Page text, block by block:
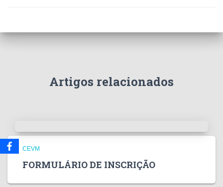
Artigos relacionados
CEVM
FORMULÁRIO DE INSCRIÇÃO